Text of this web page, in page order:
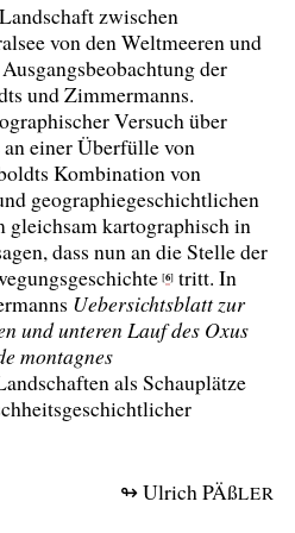
zwischen
von den Weltmeeren und
der
und Zimmermanns.
Versuch über
einer Überfülle von
Kombination von
geographiegeschichtlichen
gleichsam kartographisch in
dass nun an die Stelle der
[6]tritt. In
Uebersichtsblatt zur
und unteren Lauf des Oxus
montagnes
als Schauplätze
↬ Ulrich PÄßLER